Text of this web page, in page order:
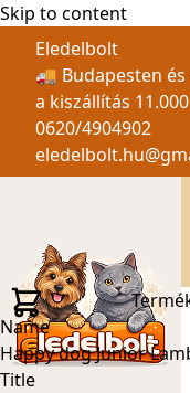
Skip to content
Eledelbolt
🚚 Budapesten és
a kiszállítás
0620/4904902
Name
Happy dog Junior
Title